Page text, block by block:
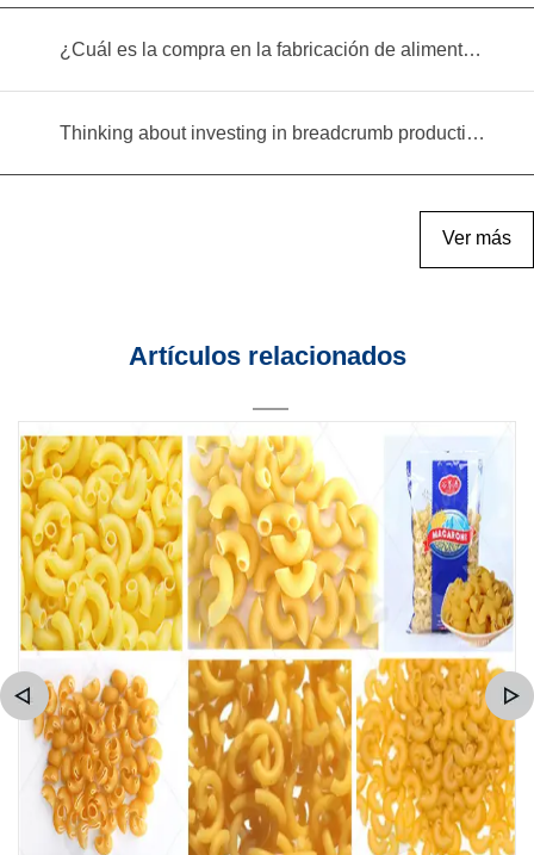
¿Cuál es la compra en la fabricación de alimentos infantiles?
Thinking about investing in breadcrumb production? Read this equipment selection guide before you decide
Ver más
Artículos relacionados